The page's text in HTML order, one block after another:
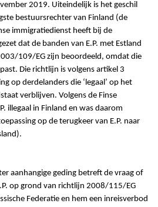
2019. Uiteindelijk is het geschil
bestuursrechter van Finland (de
immigratiedienst heeft bij de
dat de banden van E.P. met Estland
109/EG zijn beoordeeld, omdat die
Die richtlijn is volgens artikel 3
op derdelanders die ‘legaal’ op het
verblijven. Volgens de Finse
illegaal in Finland en was daarom
op de terugkeer van E.P. naar
aanhangige geding betreft de vraag of
op grond van richtlijn 2008/115/EG
Federatie en hem een inreisverbod